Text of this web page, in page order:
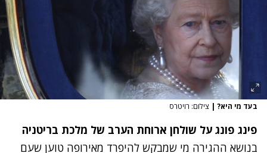
בעד מי היא? | צילום: רויטרס
פינג פונג על שולחן ארוחת הערב של מלכת בריטניה
בנושא ההגירה מי שמבקש להיפרד מאירופה טוען שעם